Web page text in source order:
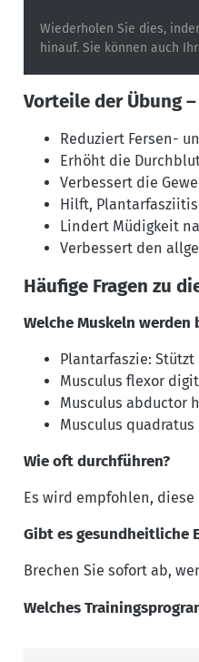
Wiederholen Sie dies,
hinauf. Sie können auch
Vorteile der Übung
Reduziert Fersen-
Erhöht die
Verbessert die
Hilft, Plantarfasziitis
Lindert Müdigkeit
Verbessert den
Häufige Fragen zu
Welche Muskeln
Plantarfaszie:
Musculus flexor
Musculus abductor
Musculus
Wie oft durchführen?
Es wird empfohlen, diese
Gibt es gesundheitliche
Brechen Sie sofort ab,
Welches